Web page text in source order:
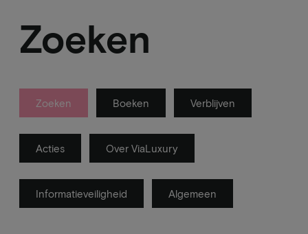
Zoeken
Zoeken Boeken Verblijven
Acties Over ViaLuxury
Informatieveiligheid Algemeen